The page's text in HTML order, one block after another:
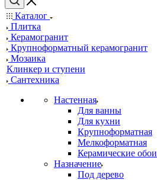
Каталог
Плитка
Керамогранит
Крупноформатный керамогранит
Мозаика
Клинкер и ступени
Сантехника
Настенная
Для ванны
Для кухни
Крупноформатная
Мелкоформатная
Керамические обои
Назначение
Под дерево